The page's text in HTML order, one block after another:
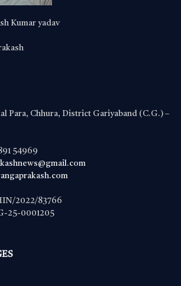
Kumar yadav
Para, Chhura, District Gariyaband (C.G.) –
54969
2022/83766
25-0001205